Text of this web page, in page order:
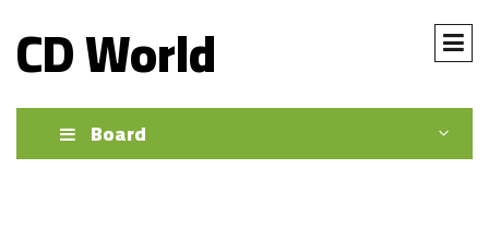
CD World
Board